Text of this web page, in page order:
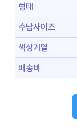
형태
수납사이즈
색상계열
배송비